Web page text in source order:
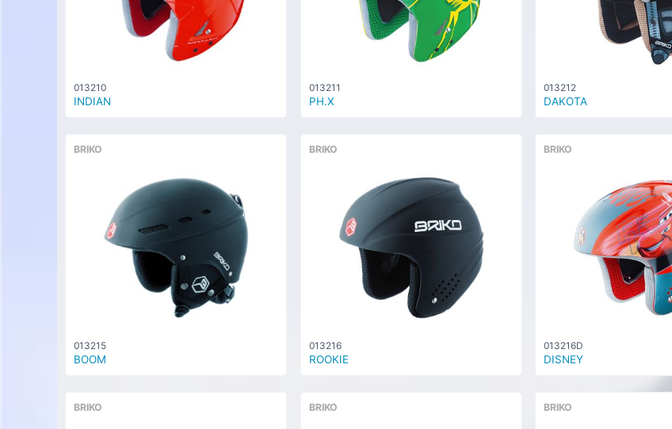
013210
INDIAN
013211
PH.X
013212
DAKOTA
BRIKO
013215
BOOM
BRIKO
013216
ROOKIE
BRIKO
013216D
DISNEY
BRIKO BRIKO BRIKO